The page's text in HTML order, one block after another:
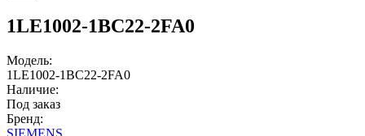
1LE1002-1BC22-2FA0
Модель:
1LE1002-1BC22-2FA0
Наличие:
Под заказ
Бренд:
SIEMENS